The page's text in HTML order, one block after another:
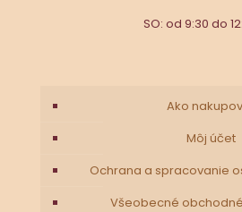
SO: od 9:30 do
Ako
Môj účet
Ochrana a spracovanie
Všeobecné